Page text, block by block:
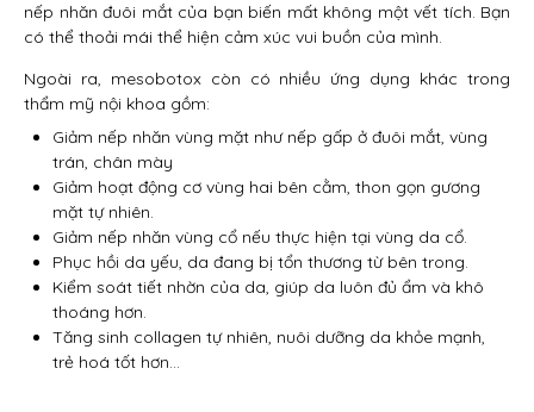
nếp nhăn đuôi mắt của bạn biến mất không một vết tích. Bạn
có thể thoải mái thể hiện cảm xúc vui buồn của mình.
Ngoài ra, mesobotox còn có nhiều ứng dụng khác trong
thẩm mỹ nội khoa gồm:
Giảm nếp nhăn vùng mặt như nếp gấp ở đuôi mắt, vùng
trán, chân mày
Giảm hoạt động cơ vùng hai bên cằm, thon gọn gương
mặt tự nhiên.
Giảm nếp nhăn vùng cổ nếu thực hiện tại vùng da cổ.
Phục hồi da yếu, da đang bị tổn thương từ bên trong.
Kiểm soát tiết nhờn của da, giúp da luôn đủ ẩm và khô
thoáng hơn.
Tăng sinh collagen tự nhiên, nuôi dưỡng da khỏe mạnh,
trẻ hoá tốt hơn…